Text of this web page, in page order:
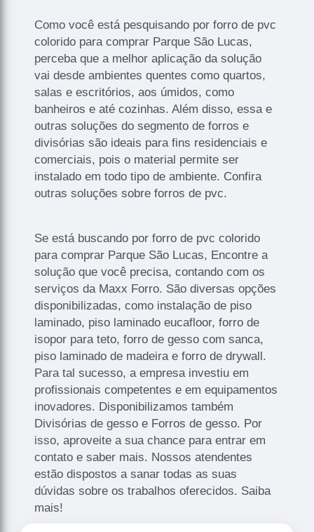
Como você está pesquisando por forro de pvc
colorido para comprar Parque São Lucas,
perceba que a melhor aplicação da solução
vai desde ambientes quentes como quartos,
salas e escritórios, aos úmidos, como
banheiros e até cozinhas. Além disso, essa e
outras soluções do segmento de forros e
divisórias são ideais para fins residenciais e
comerciais, pois o material permite ser
instalado em todo tipo de ambiente. Confira
outras soluções sobre forros de pvc.
Se está buscando por forro de pvc colorido
para comprar Parque São Lucas, Encontre a
solução que você precisa, contando com os
serviços da Maxx Forro. São diversas opções
disponibilizadas, como instalação de piso
laminado, piso laminado eucafloor, forro de
isopor para teto, forro de gesso com sanca,
piso laminado de madeira e forro de drywall.
Para tal sucesso, a empresa investiu em
profissionais competentes e em equipamentos
inovadores. Disponibilizamos também
Divisórias de gesso e Forros de gesso. Por
isso, aproveite a sua chance para entrar em
contato e saber mais. Nossos atendentes
estão dispostos a sanar todas as suas
dúvidas sobre os trabalhos oferecidos. Saiba
mais!